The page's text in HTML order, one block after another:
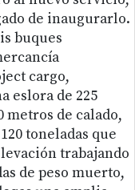
de inaugurarlo.
buques
cargo,
eslora de 225
metros de calado,
toneladas que
trabajando
de peso muerto,